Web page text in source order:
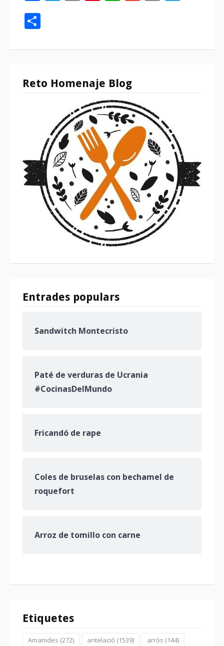
Reto Homenaje Blog
Entrades populars
Sandwitch Montecristo
Paté de verduras de Ucrania
#CocinasDelMundo
Fricandó de rape
Coles de bruselas con bechamel de
roquefort
Arroz de tomillo con carne
Etiquetes
Amanides (272) antelació (1539) arròs (144)